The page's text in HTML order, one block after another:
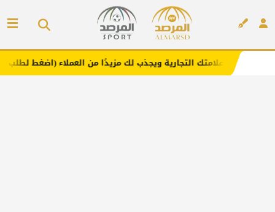
التجارية ويجذب لك مزيدًا من العملاء (اضغط لطلب الإعلان)